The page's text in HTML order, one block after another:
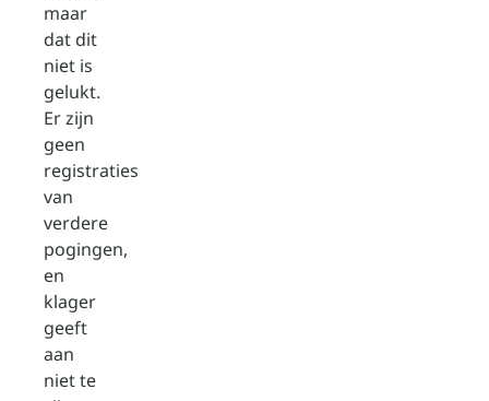
maar
dat dit
niet is
gelukt.
Er zijn
geen
registraties
van
verdere
pogingen,
en
klager
geeft
aan
niet te